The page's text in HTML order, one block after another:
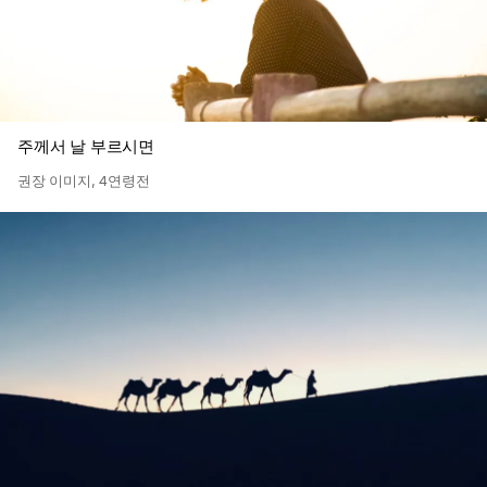
주께서 날 부르시면
권장 이미지,4연령전